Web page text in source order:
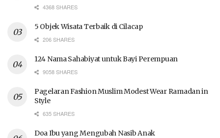
4368 SHARES
5 Objek Wisata Terbaik di Cilacap
206 SHARES
124 Nama Sahabiyat untuk Bayi Perempuan
9058 SHARES
Pagelaran Fashion Muslim Modest Wear Ramadan in
Style
635 SHARES
Doa Ibu yang Mengubah Nasib Anak